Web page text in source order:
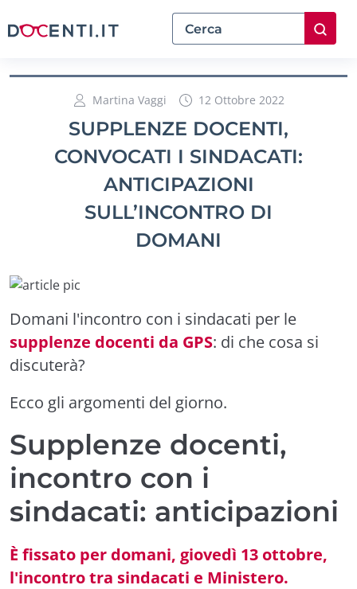
Martina Vaggi 12 Ottobre 2022
SUPPLENZE DOCENTI,
CONVOCATI I SINDACATI:
ANTICIPAZIONI
SULL’INCONTRO DI
DOMANI
Domani l'incontro con i sindacati per le
supplenze docenti da GPS: di che cosa si
discuterà?
Ecco gli argomenti del giorno.
Supplenze docenti,
incontro con i
sindacati: anticipazioni
È fissato per domani, giovedì 13 ottobre,
l'incontro tra sindacati e Ministero.